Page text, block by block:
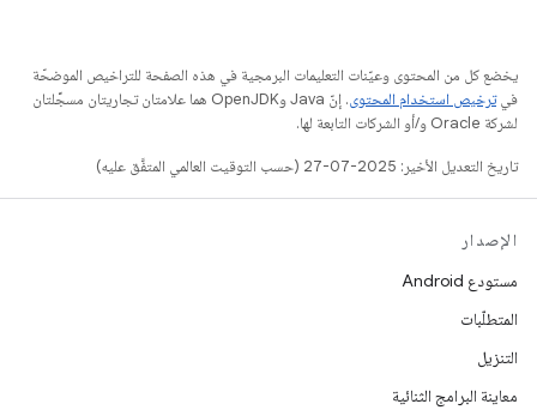
يخضع كل من المحتوى وعيّنات التعليمات البرمجية في هذه الصفحة للتراخيص الموضحّة
فيترخيص استخدام المحتوى
. إنّ Java وOpenJDK هما علامتان تجاريتان مسجَّلتان
لشركة Oracle و/أو الشركات التابعة لها.
تاريخ التعديل الأخير: 2025-07-27 (حسب التوقيت العالمي المتفَّق عليه)
الإصدار
مستودع Android
المتطلّبات
التنزيل
معاينة البرامج الثنائية